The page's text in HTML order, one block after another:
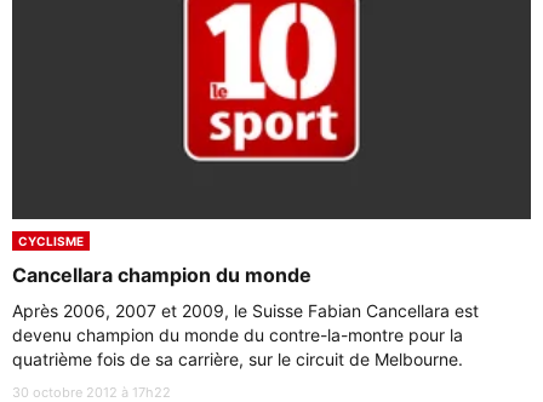
CYCLISME
Cancellara champion du monde
Après 2006, 2007 et 2009, le Suisse Fabian Cancellara est
devenu champion du monde du contre-la-montre pour la
quatrième fois de sa carrière, sur le circuit de Melbourne.
30 octobre 2012 à 17h22